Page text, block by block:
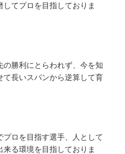
てプロを目指しておりま
の勝利にとらわれず、今を知
て長いスパンから逆算して育
ロを目指す選手、人として
る環境を目指しておりま